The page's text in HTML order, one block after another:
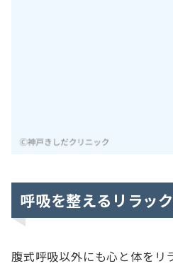
呼吸を整えるリラッ
腹式呼吸以外にも心と体をリ